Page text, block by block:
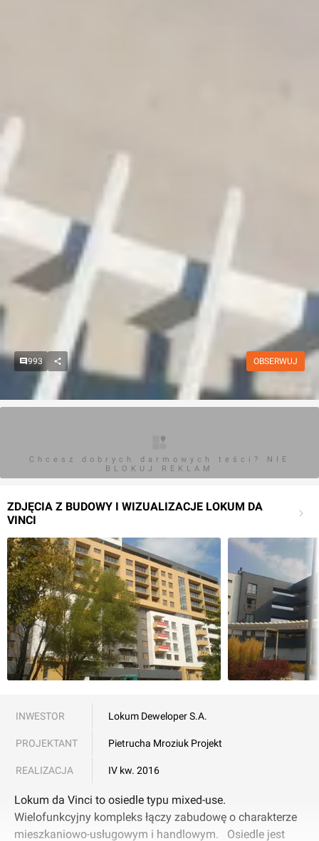
993 OBSERWUJ
Chcesz dobrych darmowych teści? NIE
BLOKUJ REKLAM
ZDJĘCIA Z BUDOWY I WIZUALIZACJE LOKUM DA
VINCI
INWESTOR Lokum Deweloper S.A.
PROJEKTANT Pietrucha Mroziuk Projekt
REALIZACJA IV kw. 2016
Lokum da Vinci to osiedle typu mixed-use.
Wielofunkcyjny kompleks łączy zabudowę o charakterze
mieszkaniowo-usługowym i handlowym. Osiedle jest